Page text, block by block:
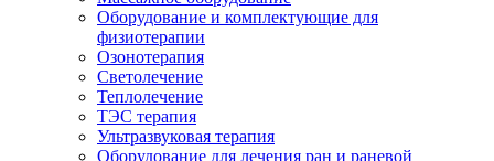
Оборудование и комплектующие для
физиотерапии
Озонотерапия
Светолечение
Теплолечение
ТЭС терапия
Ультразвуковая терапия
Оборудование для лечения ран и раневой